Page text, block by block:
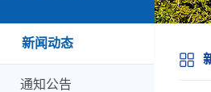
新闻动态
通知公告